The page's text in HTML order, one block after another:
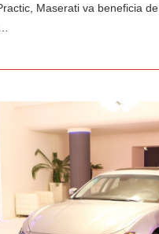
Maserati va beneficia